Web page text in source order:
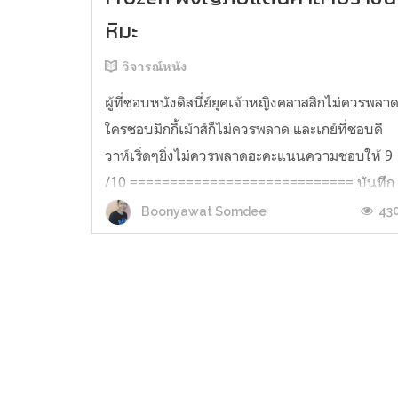
หิมะ
วิจารณ์หนัง
ผู้ที่ชอบหนังดิสนี่ย์ยุคเจ้าหญิงคลาสสิกไม่ควรพลาด
ใครชอบมิกกี้เม้าส์ก็ไม่ควรพลาด และเกย์ที่ชอบดี
วาห์เริ่ดๆยิ่งไม่ควรพลาดฮะคะแนนความชอบให้ 9
/10 ============================ บันทึก
ความรู้สึกหลังไปดูมา ระดับการสปอย :สปอยเท่า
ตัวอย่างหนัง (อาจมีเกินมานิดนึงแต่ไม่บอกเล่าเร...
Boonyawat Somdee